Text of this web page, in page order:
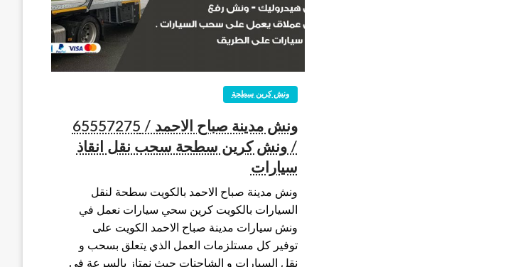
ونش كرين سطحة
ونش مدينة صباح الاحمد / 65557275
/ ونش كرين سطحة سحب نقل انقاذ
سيارات
ونش مدينة صباح الاحمد بالكويت سطحة لنقل
السيارات بالكويت كرين سحي سيارات نعمل في
ونش سيارات مدينة صباح الاحمد الكويت على
توفير كل مستلزمات العمل الذي يتعلق بسحب و
نقل السيارات و الشاحنات حيث نمتاز بالسرعة في